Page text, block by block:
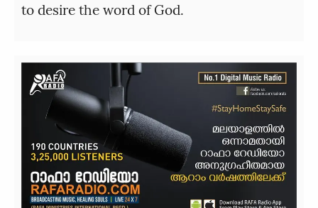
to desire the word of God.